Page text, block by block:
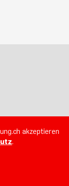
akzeptieren
.